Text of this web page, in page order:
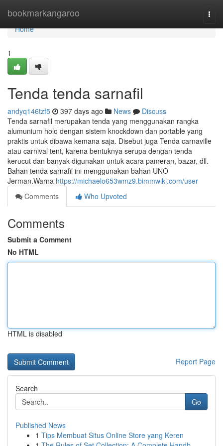
bookmarkangaroo
Home
Home
1
Tenda tenda sarnafil
andyq146tzf5 397 days ago News
Discuss
Tenda sarnafil merupakan tenda yang menggunakan rangka
alumunium holo dengan sistem knockdown dan portable yang
praktis untuk dibawa kemana saja. Disebut juga Tenda carnaville
atau carnival tent, karena bentuknya serupa dengan tenda
kerucut dan banyak digunakan untuk acara pameran, bazar, dll.
Bahan tenda sarnafil ini menggunakan bahan UNO
Jerman.Warna https://michaelo653wmz9.bimmwiki.com/user
Comments
Who Upvoted
Comments
Submit a Comment
No HTML
HTML is disabled
Report Page
Search
Go
Published News
1 Tips Membuat Situs Online Store yang Keren